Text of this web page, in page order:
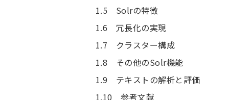
1.5 Solrの特徴
1.6 冗長化の実現
1.7 クラスター構成
1.8 その他のSolr機能
1.9 テキストの解析と評価
1.10 参考文献